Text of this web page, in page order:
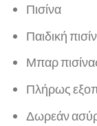
Πισίνα
Παιδική
Μπαρ
Πλήρως
Δωρεάν